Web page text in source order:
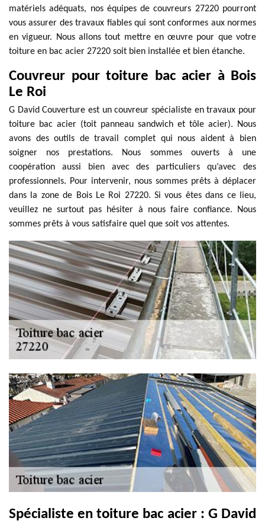
matériels adéquats, nos équipes de couvreurs 27220 pourront
vous assurer des travaux fiables qui sont conformes aux normes
en vigueur. Nous allons tout mettre en œuvre pour que votre
toiture en bac acier 27220 soit bien installée et bien étanche.
Couvreur pour toiture bac acier à Bois
Le Roi
G David Couverture est un couvreur spécialiste en travaux pour
toiture bac acier (toit panneau sandwich et tôle acier). Nous
avons des outils de travail complet qui nous aident à bien
soigner nos prestations. Nous sommes ouverts à une
coopération aussi bien avec des particuliers qu’avec des
professionnels. Pour intervenir, nous sommes prêts à déplacer
dans la zone de Bois Le Roi 27220. Si vous êtes dans ce lieu,
veuillez ne surtout pas hésiter à nous faire confiance. Nous
sommes prêts à vous satisfaire quel que soit vos attentes.
Spécialiste en toiture bac acier : G David